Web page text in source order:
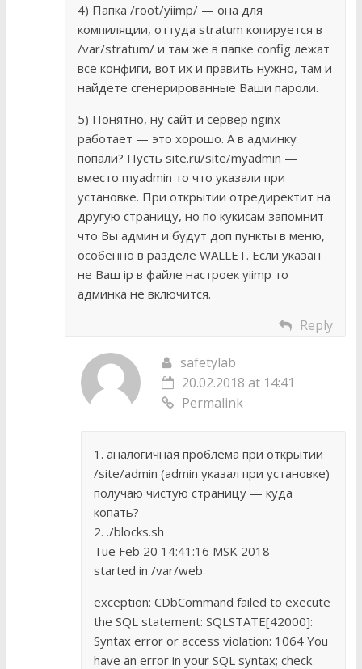
4) Папка /root/yiimp/ — она для
компиляции, оттуда stratum копируется в
/var/stratum/ и там же в папке config лежат
все конфиги, вот их и править нужно, там и
найдете сгенерированные Ваши пароли.
5) Понятно, ну сайт и сервер nginx
работает — это хорошо. А в админку
попали? Пусть site.ru/site/myadmin —
вместо myadmin то что указали при
установке. При открытии отредиректит на
другую страницу, но по кукисам запомнит
что Вы админ и будут доп пункты в меню,
особенно в разделе WALLET. Если указан
не Ваш ip в файле настроек yiimp то
админка не включится.
Reply
safetylab
20.02.2018 at 14:41
Permalink
1. аналогичная проблема при открытии
/site/admin (admin указал при установке)
получаю чистую страницу — куда
копать?
2. ./blocks.sh
Tue Feb 20 14:41:16 MSK 2018
started in /var/web
exception: CDbCommand failed to execute
the SQL statement: SQLSTATE[42000]:
Syntax error or access violation: 1064 You
have an error in your SQL syntax; check